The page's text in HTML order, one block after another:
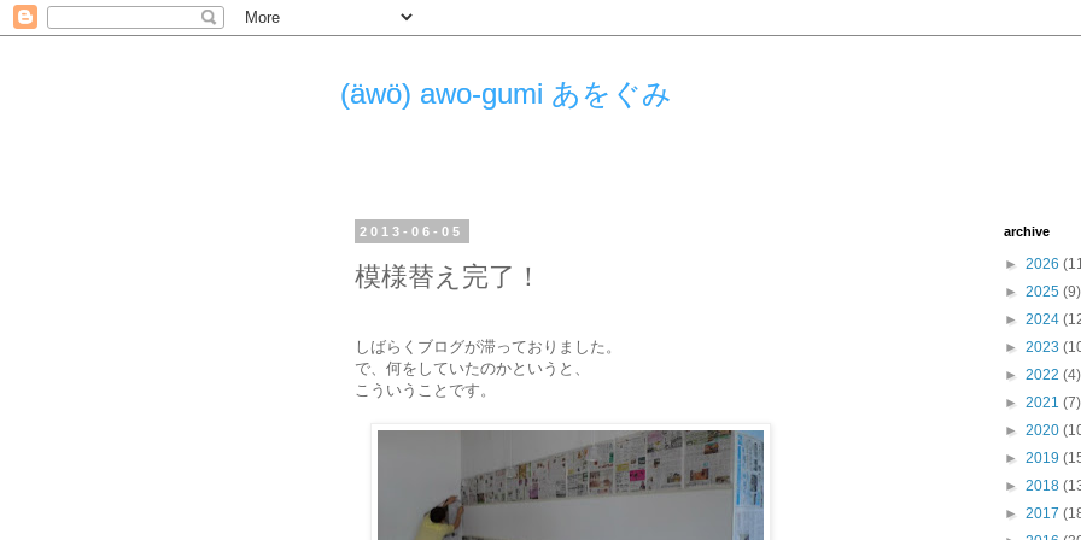
(äwö) awo-gumi あをぐみ
2013-06-05
模様替え完了！
しばらくブログが滞っておりました。
で、何をしていたのかというと、
こういうことです。
archive
► 2026
► 2025 (9)
► 2024
► 2023
► 2022 (4)
► 2021 (7)
► 2020
► 2019
► 2018
► 2017